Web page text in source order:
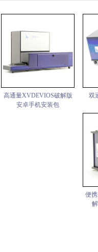
高通量XVDEVIOS破解版
安卓手机安装包
双
便